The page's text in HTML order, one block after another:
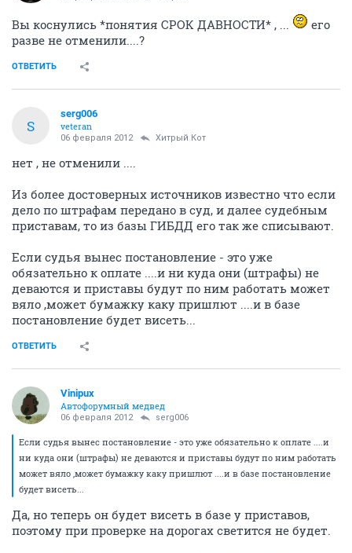
Вы коснулись *понятия СРОК ДАВНОСТИ* , ...
его
разве не отменили....?
ОТВЕТИТЬ
S
serg006
veteran
06 февраля 2012 Хитрый Кот
нет , не отменили ....
Из более достоверных источников известно что если
дело по штрафам передано в суд, и далее судебным
приставам, то из базы ГИБДД его так же списывают.
Если судья вынес постановление - это уже
обязательно к оплате ....и ни куда они (штрафы) не
деваются и приставы будут по ним работать может
вяло ,может бумажку каку пришлют ....и в базе
постановление будет висеть...
ОТВЕТИТЬ
Vinipux
Автофорумный медвед
06 февраля 2012 serg006
Если судья вынес постановление - это уже обязательно к оплате ....и
ни куда они (штрафы) не деваются и приставы будут по ним работать
может вяло ,может бумажку каку пришлют ....и в базе постановление
будет висеть...
Да, но теперь он будет висеть в базе у приставов,
поэтому при проверке на дорогах светится не будет.